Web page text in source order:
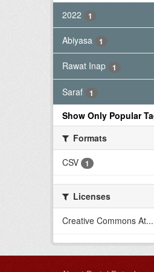
2022 1
Abiyasa 1
Rawat Inap 1
Saraf 1
Show Only Popular
Formats
CSV
1
Licenses
Creative Commons At...